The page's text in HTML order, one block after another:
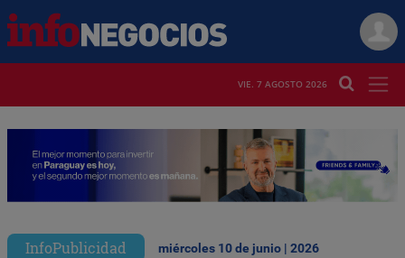
VIE. 7 AGOSTO 2026
InfoPublicidad miércoles 10 de junio | 2026